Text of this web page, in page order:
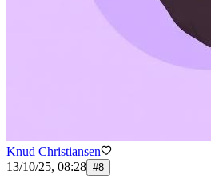
Knud Christiansen
13/10/25, 08:28 #8